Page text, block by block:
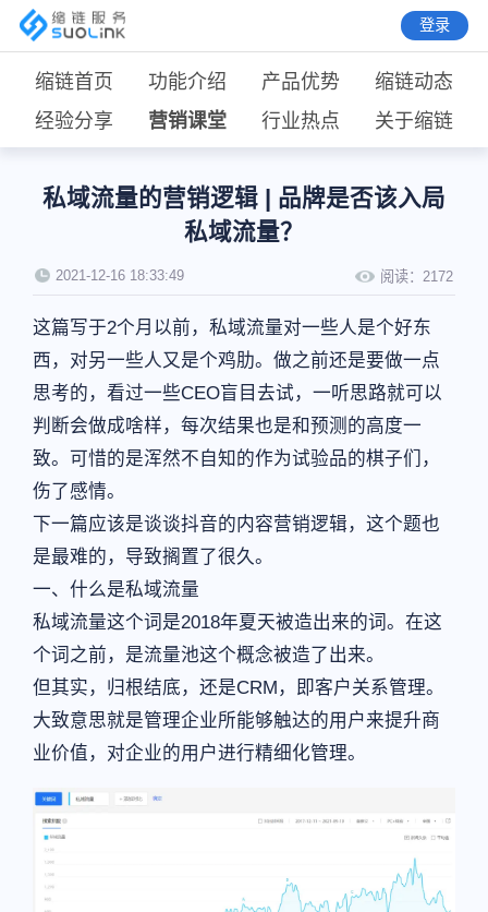
登录
缩链首页 功能介绍 产品优势
缩链动态
经验分享
营销课堂 行业热点 关于缩链
私域流量的营销逻辑 | 品牌是否该入局
私域流量？
2021-12-16 18:33:49 阅读： 2172
这篇写于2个月以前，私域流量对一些人是个好东
西，对另一些人又是个鸡肋。做之前还是要做一点
思考的，看过一些CEO盲目去试，一听思路就可以
判断会做成啥样，每次结果也是和预测的高度一
致。可惜的是浑然不自知的作为试验品的棋子们，
伤了感情。
下一篇应该是谈谈抖音的内容营销逻辑，这个题也
是最难的，导致搁置了很久。
一、什么是私域流量
私域流量这个词是2018年夏天被造出来的词。在这
个词之前，是流量池这个概念被造了出来。
但其实，归根结底，还是CRM，即客户关系管理。
大致意思就是管理企业所能够触达的用户来提升商
业价值，对企业的用户进行精细化管理。